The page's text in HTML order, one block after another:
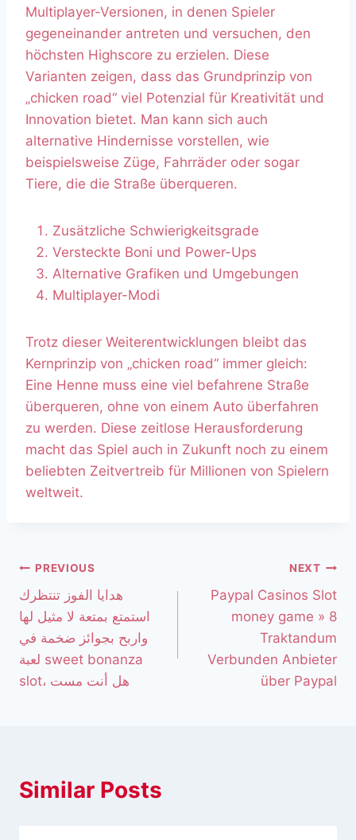
Multiplayer-Versionen, in denen Spieler
gegeneinander antreten und versuchen, den
höchsten Highscore zu erzielen. Diese
Varianten zeigen, dass das Grundprinzip von
„chicken road“ viel Potenzial für Kreativität und
Innovation bietet. Man kann sich auch
alternative Hindernisse vorstellen, wie
beispielsweise Züge, Fahrräder oder sogar
Tiere, die die Straße überqueren.
Zusätzliche Schwierigkeitsgrade
Versteckte Boni und Power-Ups
Alternative Grafiken und Umgebungen
Multiplayer-Modi
Trotz dieser Weiterentwicklungen bleibt das
Kernprinzip von „chicken road“ immer gleich:
Eine Henne muss eine viel befahrene Straße
überqueren, ohne von einem Auto überfahren
zu werden. Diese zeitlose Herausforderung
macht das Spiel auch in Zukunft noch zu einem
beliebten Zeitvertreib für Millionen von Spielern
weltweit.
PREVIOUS
هدايا الفوز تنتظرك
استمتع بمتعة لا مثيل لها
واربح بجوائز ضخمة في
لعبة sweet bonanza
slot، هل أنت مست
NEXT
Paypal Casinos Slot
money game » 8
Traktandum
Verbunden Anbieter
über Paypal
Similar Posts